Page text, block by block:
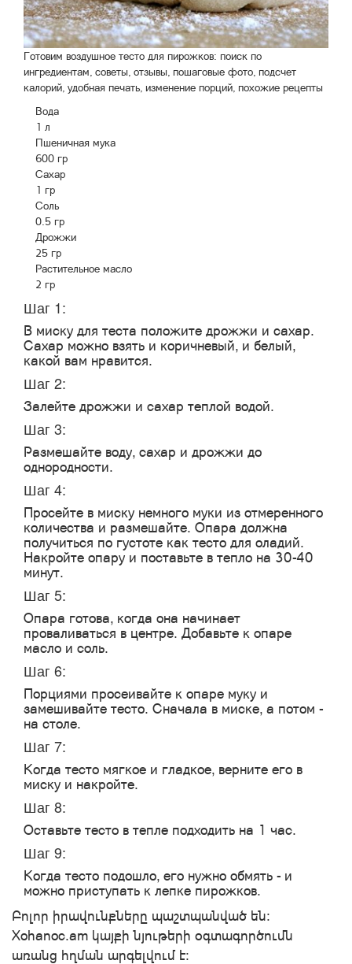
Готовим воздушное тесто для пирожков: поиск по
ингредиентам, советы, отзывы, пошаговые фото, подсчет
калорий, удобная печать, изменение порций, похожие рецепты
Вода
1 л
Пшеничная мука
600 гр
Сахар
1 гр
Соль
0.5 гр
Дрожжи
25 гр
Растительное масло
2 гр
Шаг 1:
В миску для теста положите дрожжи и сахар.
Сахар можно взять и коричневый, и белый,
какой вам нравится.
Шаг 2:
Залейте дрожжи и сахар теплой водой.
Шаг 3:
Размешайте воду, сахар и дрожжи до
однородности.
Шаг 4:
Просейте в миску немного муки из отмеренного
количества и размешайте. Опара должна
получиться по густоте как тесто для оладий.
Накройте опару и поставьте в тепло на 30-40
минут.
Шаг 5:
Опара готова, когда она начинает
проваливаться в центре. Добавьте к опаре
масло и соль.
Шаг 6:
Порциями просеивайте к опаре муку и
замешивайте тесто. Сначала в миске, а потом -
на столе.
Шаг 7:
Когда тесто мягкое и гладкое, верните его в
миску и накройте.
Шаг 8:
Оставьте тесто в тепле подходить на 1 час.
Шаг 9:
Когда тесто подошло, его нужно обмять - и
можно приступать к лепке пирожков.
Բոլոր իրավունքները պաշտպանված են:
Xohanoc.am կայքի նյութերի օգտագործումն
առանց հղման արգելվում է: